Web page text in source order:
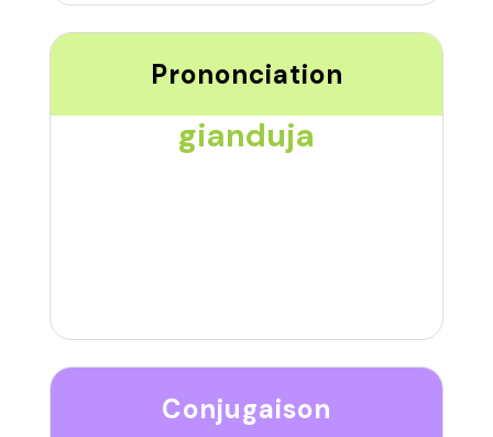
Prononciation
gianduja
Conjugaison